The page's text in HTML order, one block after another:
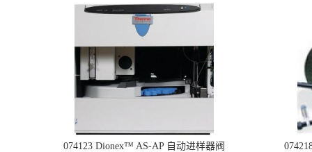
074123 Dionex™ AS-AP 自动进样器阀